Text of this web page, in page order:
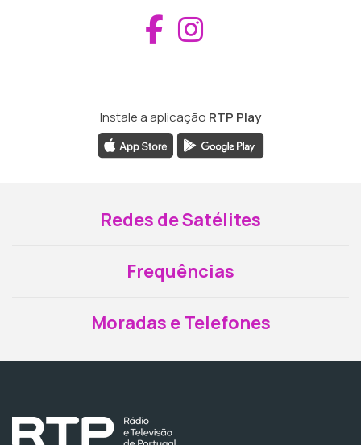
Aceder ao
Instale a aplicação RTP Play
Redes de Satélites
Frequências
Moradas e Telefones